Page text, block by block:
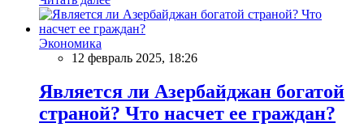
Экономика
12 февраль 2025, 18:26
Является ли Азербайджан богатой
страной? Что насчет ее граждан?